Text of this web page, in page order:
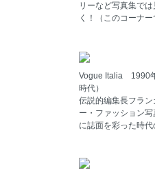
リーなど写真集で
く！（このコーナ
Vogue Italia 1990
時代）
伝説的編集長フラ
ー・ファッション
に誌面を彩った時代